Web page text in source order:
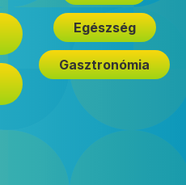
Egészség
Gasztronómia